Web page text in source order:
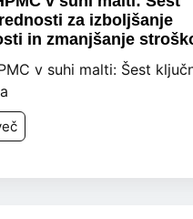
za izboljšanje
in zmanjšanje
v suhi malti: Šest